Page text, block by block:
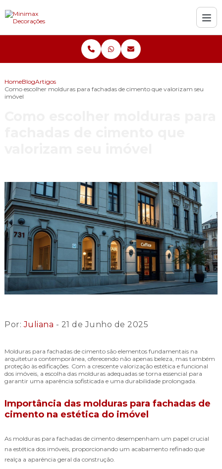
HomeBlogArtigos
Como escolher molduras para fachadas de cimento que valorizam seu
imóvel
Por:Juliana - 21 de Junho de 2025
Molduras para fachadas de cimento são elementos fundamentais na
arquitetura contemporânea, oferecendo não apenas beleza, mas também
proteção às edificações. Com a crescente valorização estética e funcional
dos imóveis, a escolha das molduras adequadas se torna essencial para
garantir uma aparência sofisticada e uma durabilidade prolongada.
Importância das molduras para fachadas de
cimento na estética do imóvel
As molduras para fachadas de cimento desempenham um papel crucial
na estética dos imóveis, proporcionando um acabamento refinado que
realça a aparência geral da construção.